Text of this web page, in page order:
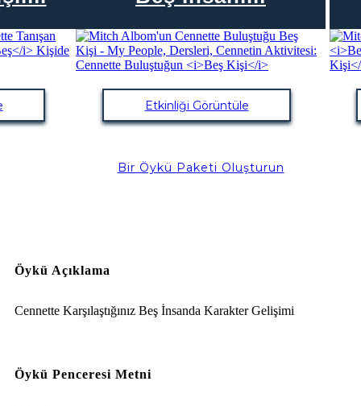
Etkinliği Görüntüle
Bir Öykü Paketi Oluşturun
Öykü Açıklama
Cennette Karşılaştığınız Beş İnsanda Karakter Gelişimi
Öykü Penceresi Metni